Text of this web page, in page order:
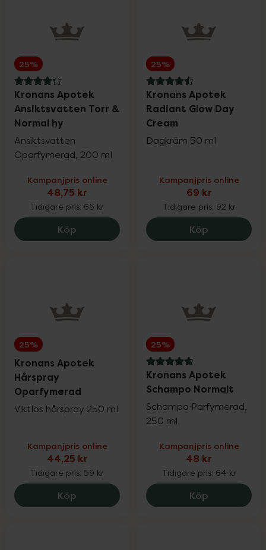
25%
4.2 av 5 i omdöme
Kronans Apotek
Ansiktsvatten Torr &
Normal hy
Ansiktsvatten
Oparfymerad, 200 ml
Kampanjpris online
48,75 kr
Tidigare pris: 65 kr
Köp Kronans Apotek Ansiktsvatten Torr &
25%
4.5 av 5 i omdöme
Kronans Apotek
Radiant Glow Day
Cream
Dagkräm 50 ml
Kampanjpris online
69 kr
Tidigare pris: 92 kr
Köp Kronans
25%
Kronans Apotek
Hårspray
Oparfymerad
Viktlös hårspray 250 ml
Kampanjpris online
44,25 kr
Tidigare pris: 59 kr
Köp Kronans Apotek Hårspray
25%
4.7 av 5 i omdöme
Kronans Apotek
Schampo Normalt
Schampo Parfymerad,
250 ml
Kampanjpris online
48 kr
Tidigare pris: 64 kr
Köp Kronans